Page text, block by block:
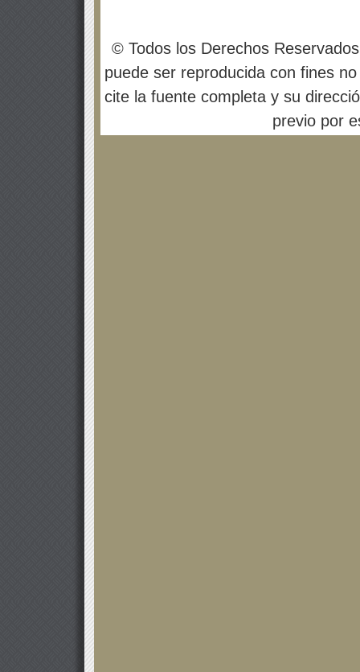
© Todos los Derechos
puede ser reproducida con fines
cite la fuente completa y su
previo por